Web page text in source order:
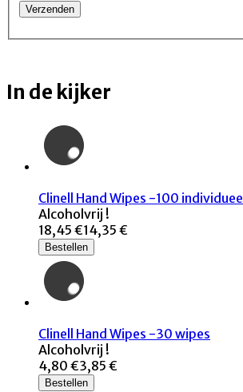
In de kijker
Clinell Hand Wipes -100 individueel
Alcoholvrij !
18,45 €14,35 €
Bestellen
Clinell Hand Wipes -30 wipes
Alcoholvrij !
4,80 €3,85 €
Bestellen